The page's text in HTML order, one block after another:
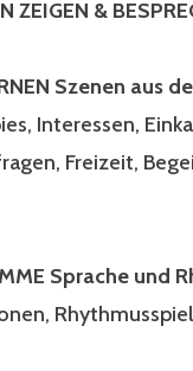
ZEIGEN &
Szenen aus
Interessen,
Freizeit,
Sprache und